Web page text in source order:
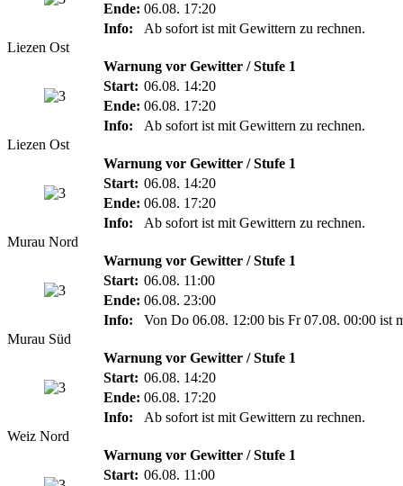
Ende: 06.08. 17:20
Info:
Ab sofort ist mit Gewittern zu rechnen.
Liezen Ost
Warnung vor Gewitter / Stufe 1
Start: 06.08. 14:20
Ende: 06.08. 17:20
Info:
Ab sofort ist mit Gewittern zu rechnen.
Liezen Ost
Warnung vor Gewitter / Stufe 1
Start: 06.08. 14:20
Ende: 06.08. 17:20
Info:
Ab sofort ist mit Gewittern zu rechnen.
Murau Nord
Warnung vor Gewitter / Stufe 1
Start: 06.08. 11:00
Ende: 06.08. 23:00
Info:
Von Do 06.08. 12:00 bis Fr 07.08. 00:00 ist
Murau Süd
Warnung vor Gewitter / Stufe 1
Start: 06.08. 14:20
Ende: 06.08. 17:20
Info:
Ab sofort ist mit Gewittern zu rechnen.
Weiz Nord
Warnung vor Gewitter / Stufe 1
Start: 06.08. 11:00